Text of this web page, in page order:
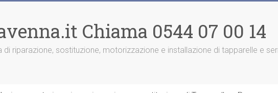
Chiama 0544 07 00 14
di riparazione, sostituzione, motorizzazione e installazione di tapparelle e